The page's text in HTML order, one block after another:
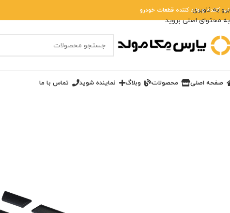
برو به ناوبری
به محتوای اصلی بروید
کننده و وارد کننده قطعات خودرو
صفحه اصلی محصولات وبلاگ نماینده شوید تماس با ما